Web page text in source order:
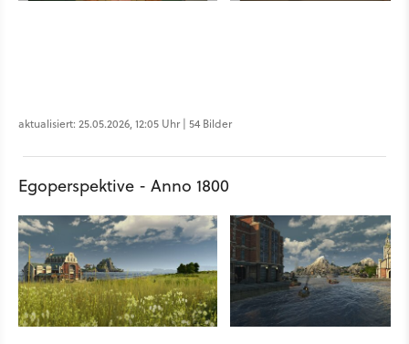
aktualisiert: 25.05.2026, 12:05 Uhr | 54 Bilder
Egoperspektive - Anno 1800